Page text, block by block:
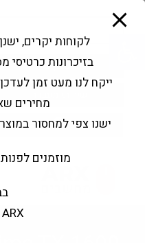
פתח סרגל
Products
search
החשבון שלי
לקוחות יקרים,
בזיכרונות כרטיסי
ייקח לנו מעט זמן
מחירים
ישנו צפי למחסור
מוזמנים
ARX מחשבים